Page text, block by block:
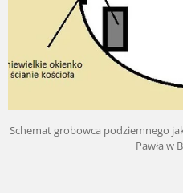
Schemat grobowca podziemnego
Pawła w